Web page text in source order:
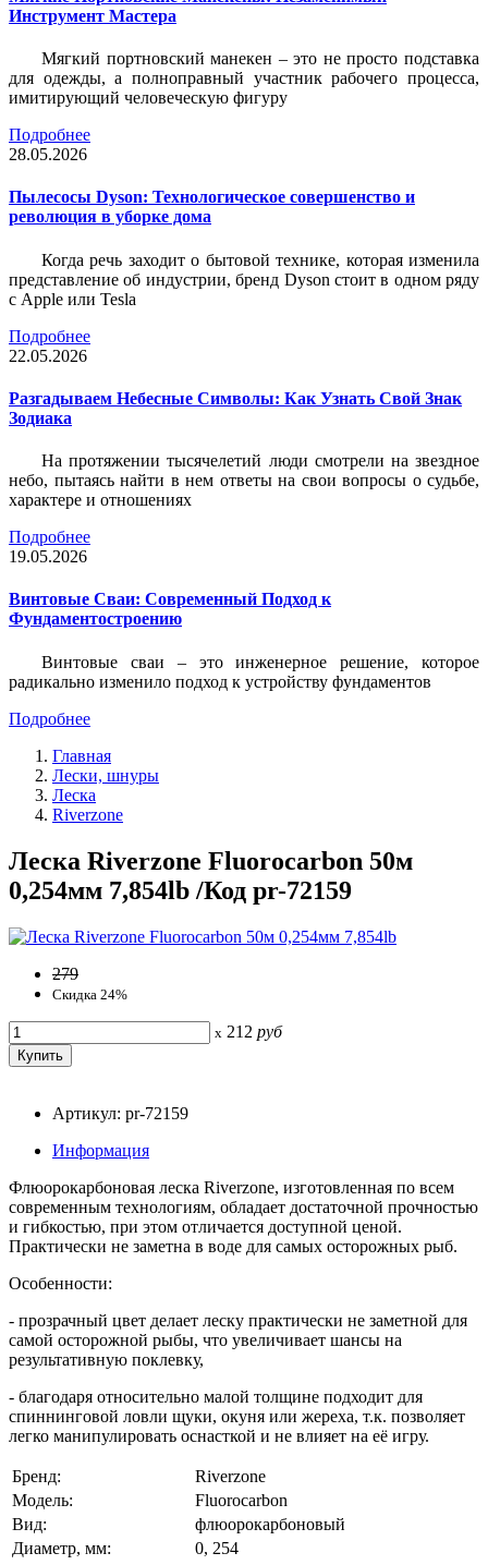
Инструмент Мастера
Мягкий портновский манекен – это не просто подставка
для одежды, а полноправный участник рабочего процесса,
имитирующий человеческую фигуру
Подробнее
28.05.2026
Пылесосы Dyson: Технологическое совершенство и
революция в уборке дома
Когда речь заходит о бытовой технике, которая изменила
представление об индустрии, бренд Dyson стоит в одном ряду
с Apple или Tesla
Подробнее
22.05.2026
Разгадываем Небесные Символы: Как Узнать Свой Знак
Зодиака
На протяжении тысячелетий люди смотрели на звездное
небо, пытаясь найти в нем ответы на свои вопросы о судьбе,
характере и отношениях
Подробнее
19.05.2026
Винтовые Сваи: Современный Подход к
Фундаментостроению
Винтовые сваи – это инженерное решение, которое
радикально изменило подход к устройству фундаментов
Подробнее
Главная
Лески, шнуры
Леска
Riverzone
Леска Riverzone Fluorocarbon 50м
0,254мм 7,854lb /Код pr-72159
279
Скидка 24%
x 212 руб
Артикул: pr-72159
Информация
Флюорокарбоновая леска Riverzone, изготовленная по всем
современным технологиям, обладает достаточной прочностью
и гибкостью, при этом отличается доступной ценой.
Практически не заметна в воде для самых осторожных рыб.
Особенности:
- прозрачный цвет делает леску практически не заметной для
самой осторожной рыбы, что увеличивает шансы на
результативную поклевку,
- благодаря относительно малой толщине подходит для
спиннинговой ловли щуки, окуня или жереха, т.к. позволяет
легко манипулировать оснасткой и не влияет на её игру.
Бренд:
Riverzone
Модель:
Fluorocarbon
Вид:
флюорокарбоновый
Диаметр, мм:
0, 254